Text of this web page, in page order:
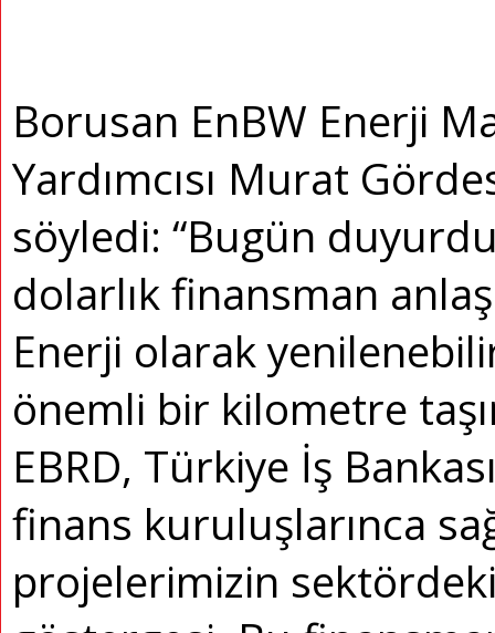
Borusan EnBW Enerji
Yardımcısı Murat
söyledi: “Bugün
dolarlık finansman
Enerji olarak
önemli bir kilometre
EBRD, Türkiye İş
finans kuruluşlarınca
projelerimizin